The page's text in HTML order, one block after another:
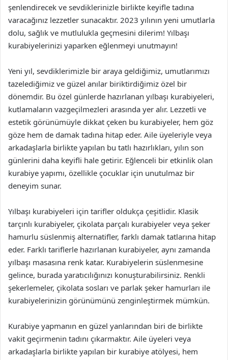
şenlendirecek ve sevdiklerinizle birlikte keyifle tadına
varacağınız lezzetler sunacaktır. 2023 yılının yeni umutlarla
dolu, sağlık ve mutlulukla geçmesini dilerim! Yılbaşı
kurabiyelerinizi yaparken eğlenmeyi unutmayın!
Yeni yıl, sevdiklerimizle bir araya geldiğimiz, umutlarımızı
tazelediğimiz ve güzel anılar biriktirdiğimiz özel bir
dönemdir. Bu özel günlerde hazırlanan yılbaşı kurabiyeleri,
kutlamaların vazgeçilmezleri arasında yer alır. Lezzetli ve
estetik görünümüyle dikkat çeken bu kurabiyeler, hem göz
göze hem de damak tadına hitap eder. Aile üyeleriyle veya
arkadaşlarla birlikte yapılan bu tatlı hazırlıkları, yılın son
günlerini daha keyifli hale getirir. Eğlenceli bir etkinlik olan
kurabiye yapımı, özellikle çocuklar için unutulmaz bir
deneyim sunar.
Yılbaşı kurabiyeleri için tarifler oldukça çeşitlidir. Klasik
tarçınlı kurabiyeler, çikolata parçalı kurabiyeler veya şeker
hamurlu süslenmiş alternatifler, farklı damak tatlarına hitap
eder. Farklı tariflerle hazırlanan kurabiyeler, aynı zamanda
yılbaşı masasına renk katar. Kurabiyelerin süslenmesine
gelince, burada yaratıcılığınızı konuşturabilirsiniz. Renkli
şekerlemeler, çikolata sosları ve parlak şeker hamurları ile
kurabiyelerinizin görünümünü zenginleştirmek mümkün.
Kurabiye yapmanın en güzel yanlarından biri de birlikte
vakit geçirmenin tadını çıkarmaktır. Aile üyeleri veya
arkadaşlarla birlikte yapılan bir kurabiye atölyesi, hem